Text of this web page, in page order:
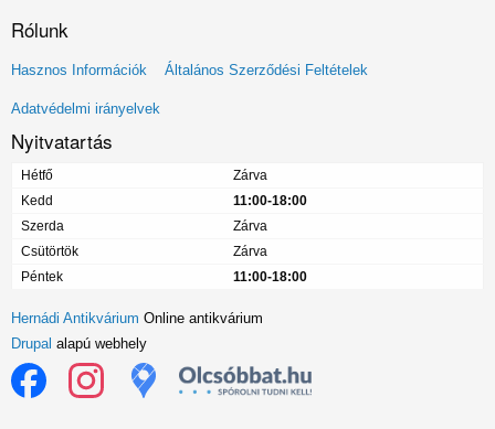
Rólunk
Lábléc
menü
Hasznos Információk Általános Szerződési Feltételek
Adatvédelmi irányelvek
Nyitvatartás
Hétfő
Zárva
Kedd
11:00-18:00
Szerda
Zárva
Csütörtök
Zárva
Péntek
11:00-18:00
Hernádi Antikvárium Online antikvárium
Drupal alapú webhely